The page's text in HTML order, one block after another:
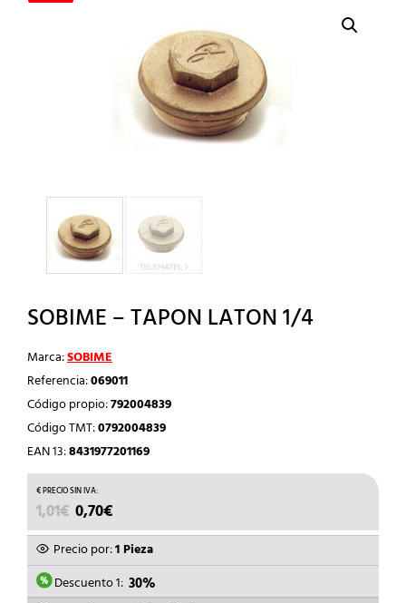
SOBIME – TAPON LATON 1/4
Marca:SOBIME
Referencia:069011
Código propio:792004839
Código TMT:0792004839
EAN 13:8431977201169
1,01€ EL
PRECIO
ORIGINAL
ERA:
1,01€.
0,70€
PRECIO
ACTUAL
ES:
0,70€.
Precio por:1 Pieza
Descuento 1: 30%